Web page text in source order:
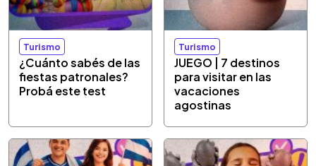
Turismo
¿Cuánto sabés de las
fiestas patronales?
Probá este test
Turismo
JUEGO | 7 destinos
para visitar en las
vacaciones
agostinas